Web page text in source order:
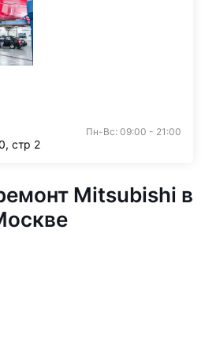
Пн-Вс: 09:00 - 21:00
стр 2
Mitsubishi в